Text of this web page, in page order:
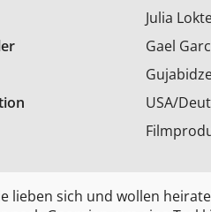
Julia
Gael
USA/
lieben sich und wollen